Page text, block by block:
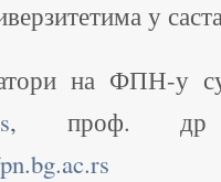
у
на ФПН-у
, проф. др